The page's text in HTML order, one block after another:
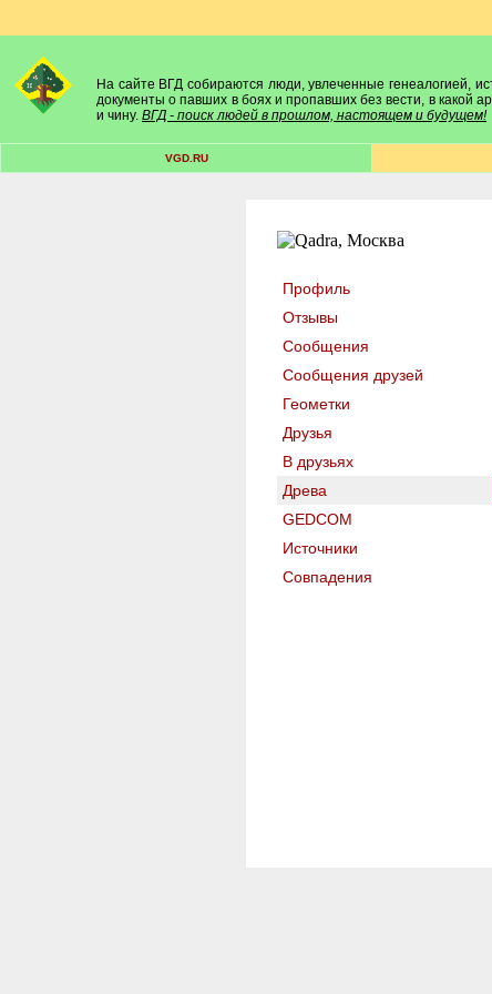
На сайте ВГД собираются люди, увлеченные генеалогией,
документы о павших в боях и пропавших без вести, в какой
и чину. ВГД - поиск людей в прошлом, настоящем и будущем!
VGD.RU
Профиль
Отзывы
Сообщения
Сообщения друзей
Геометки
Друзья
В друзьях
Древа
GEDCOM
Источники
Совпадения